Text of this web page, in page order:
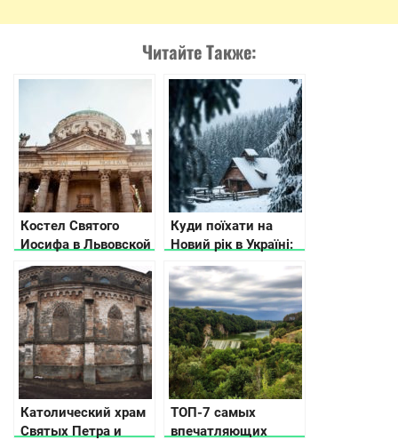
Читайте Также:
Костел Святого
Иосифа в Львовской
области
Куди поїхати на
Новий рік в Україні:
10 ідей
Католический храм
Святых Петра и
ТОП-7 самых
впечатляющих